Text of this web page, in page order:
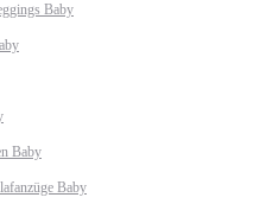
Baby
Baby
Baby